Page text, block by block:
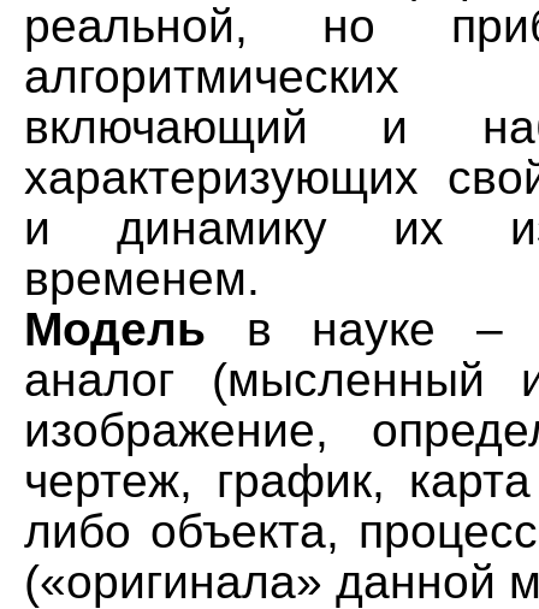
реальной, но
включающий и
характеризующих
и динамику их
временем.
Модель в науке –
аналог (мысленный
изображение,
чертеж, график,
либо объекта,
(«оригинала» данной